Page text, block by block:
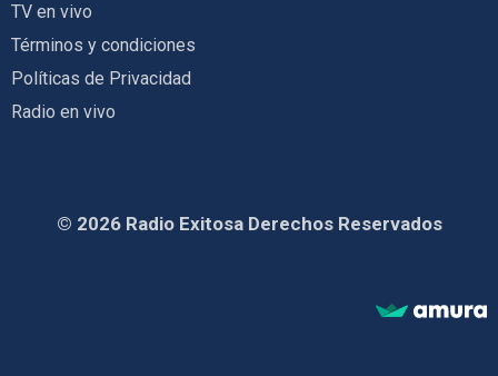
TV en vivo
Términos y condiciones
Políticas de Privacidad
Radio en vivo
© 2026 Radio Exitosa Derechos Reservados